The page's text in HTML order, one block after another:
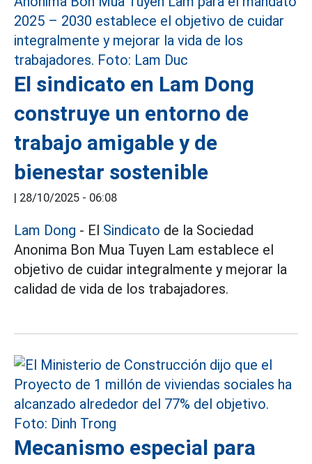
El sindicato en Lam Dong
construye un entorno de
trabajo amigable y de
bienestar sostenible
| 28/10/2025 - 06:08
Lam Dong - El Sindicato de la Sociedad
Anonima Bon Mua Tuyen Lam establece el
objetivo de cuidar integralmente y mejorar la
calidad de vida de los trabajadores.
Mecanismo especial para